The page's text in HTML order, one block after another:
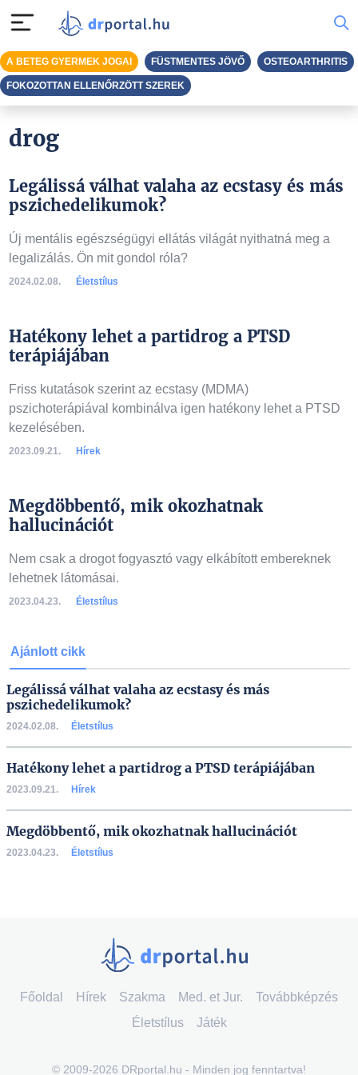
drog
Legálissá válhat valaha az ecstasy és más
pszichedelikumok?
Új mentális egészségügyi ellátás világát nyithatná meg a
legalizálás. Ön mit gondol róla?
2024.02.08. Életstílus
Hatékony lehet a partidrog a PTSD
terápiájában
Friss kutatások szerint az ecstasy (MDMA)
pszichoterápiával kombinálva igen hatékony lehet a PTSD
kezelésében.
2023.09.21. Hírek
Megdöbbentő, mik okozhatnak
hallucinációt
Nem csak a drogot fogyasztó vagy elkábított embereknek
lehetnek látomásai.
2023.04.23. Életstílus
Ajánlott cikk
Legálissá válhat valaha az ecstasy és más
pszichedelikumok?
2024.02.08. Életstílus
Hatékony lehet a partidrog a PTSD terápiájában
2023.09.21. Hírek
Megdöbbentő, mik okozhatnak hallucinációt
2023.04.23. Életstílus
A BETEG GYERMEK JOGAI FÜSTMENTES JÖVŐ OSTEOARTHRITIS
FOKOZOTTAN ELLENŐRZÖTT SZEREK
Főoldal Hírek Szakma Med. et Jur.
Továbbképzés
Életstílus
Játék
© 2009-2026 DRportal.hu - Minden jog fenntartva!